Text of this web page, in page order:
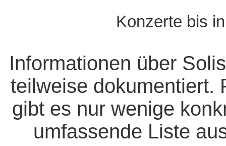
Konzerte bis
Informationen über
teilweise dokumentiert.
gibt es nur wenige
umfassende Liste